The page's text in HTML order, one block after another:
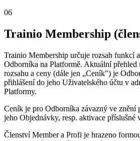
06
Trainio Membership
Trainio Membership určuje rozsah funkcí
Odborníka na Platformě. Aktuální přehled
rozsahu a ceny (dále jen „Ceník") je
přihlášení do jeho Uživatelského účtu v
Platformy.
Ceník je pro Odborníka závazný ve znění
jeho Objednávky, resp. aktivace příslušné
Členství Member a Profi je hrazeno